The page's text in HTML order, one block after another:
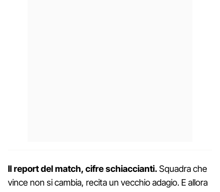
Il report del match, cifre schiaccianti.Squadra che
vince non si cambia, recita un vecchio adagio. E allora